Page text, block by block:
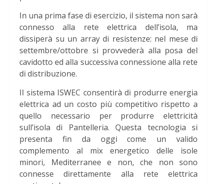
In una prima fase di esercizio, il sistema non sarà
connesso alla rete elettrica dell’isola, ma
dissiperà su un array di resistenze: nel mese di
settembre/ottobre si provvederà alla posa del
cavidotto ed alla successiva connessione alla rete
di distribuzione.
Il sistema ISWEC consentirà di produrre energia
elettrica ad un costo più competitivo rispetto a
quello necessario per produrre elettricità
sull’isola di Pantelleria. Questa tecnologia si
presenta fin da oggi come un valido
complemento al mix energetico delle isole
minori, Mediterranee e non, che non sono
connesse direttamente alla rete elettrica